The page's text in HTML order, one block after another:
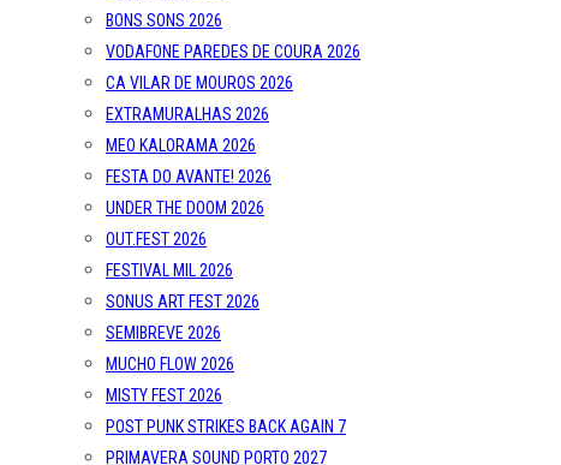
BONS SONS 2026
VODAFONE PAREDES DE COURA 2026
CA VILAR DE MOUROS 2026
EXTRAMURALHAS 2026
MEO KALORAMA 2026
FESTA DO AVANTE! 2026
UNDER THE DOOM 2026
OUT.FEST 2026
FESTIVAL MIL 2026
SONUS ART FEST 2026
SEMIBREVE 2026
MUCHO FLOW 2026
MISTY FEST 2026
POST PUNK STRIKES BACK AGAIN 7
PRIMAVERA SOUND PORTO 2027